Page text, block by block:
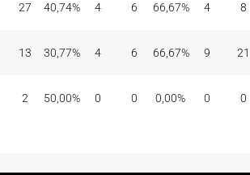
27 40,74% 4 6 66,67% 4 8
13 30,77% 4 6 66,67% 9 21
2 50,00% 0 0 0,00% 0 0